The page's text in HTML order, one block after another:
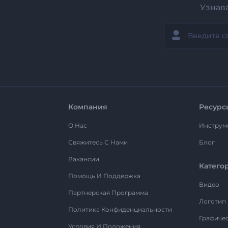
Компания
О Нас
Свяжитесь С Нами
Вакансии
Помощь И Поддержка
Партнерская Программа
Политика Конфиденциальности
Условия И Положения
Блог
Видео
Логотип